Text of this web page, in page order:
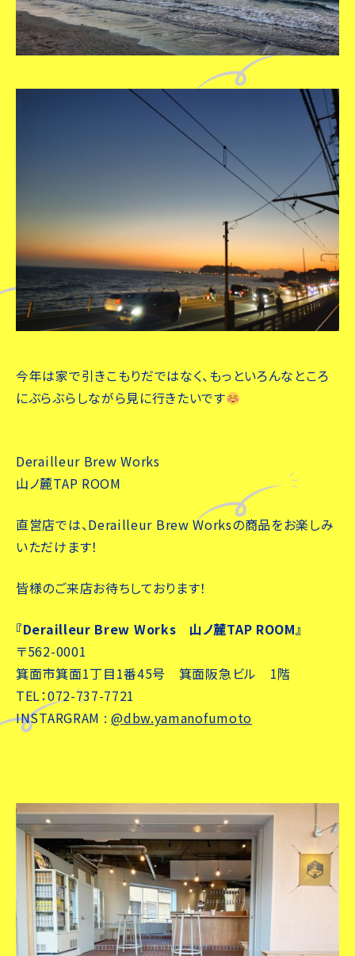
今年は家で引きこもりだではなく、もっといろんなところ
にぶらぶらしながら見に行きたいです
Derailleur Brew Works
山ノ麓TAP ROOM
直営店では、Derailleur Brew Worksの商品をお楽しみ
いただけます！
皆様のご来店お待ちしております！
『Derailleur Brew Works 山ノ麓TAP ROOM』
〒562-0001
箕面市箕面1丁目1番45号 箕面阪急ビル 1階
TEL：072-737-7721
INSTARGRAM :@dbw.yamanofumoto